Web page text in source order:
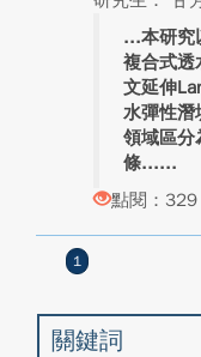
本研究
複合式透
文延伸
水彈性潛
領域區分
條...
點閱：329
1
關鍵詞